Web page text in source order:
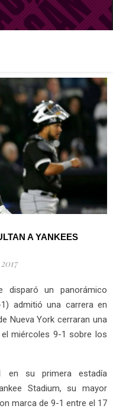
A YANKEES
admitió una carrera en
Nueva York cerraran una
miércoles 9-1 sobre los
en su primera estadía
Stadium, su mayor
marca de 9-1 entre el 17